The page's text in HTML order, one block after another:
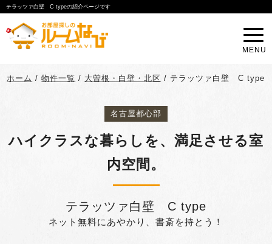
テラッツァ白壁 C typeの紹介ページです
MENU
ホーム /物件一覧 / 大曽根・白壁・北区 / テラッツァ白壁 C type
名古屋都心部
ハイクラスな暮らしを、満足させる室
内空間。
テラッツァ白壁 C type
ネット無料にあやかり、書斎を持とう！